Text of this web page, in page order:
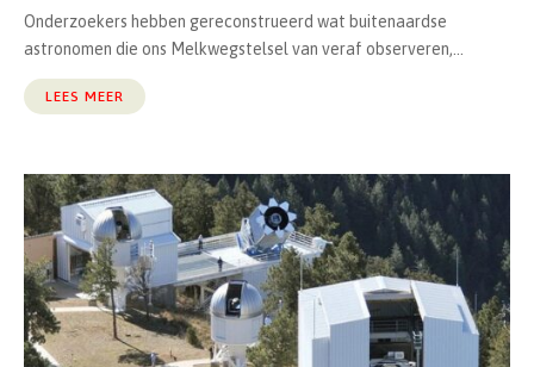
Onderzoekers hebben gereconstrueerd wat buitenaardse
astronomen die ons Melkwegstelsel van veraf observeren,...
LEES MEER